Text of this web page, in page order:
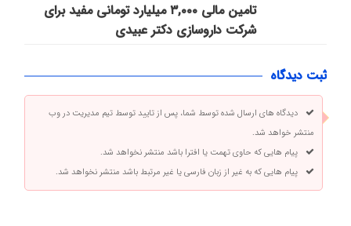
تامین مالی ۳,۰۰۰ میلیارد تومانی مفید برای
شرکت داروسازی دکتر عبیدی
ثبت دیدگاه
دیدگاه های ارسال شده توسط شما، پس از تایید توسط تیم مدیریت در وب
منتشر خواهد شد.
پیام هایی که حاوی تهمت یا افترا باشد منتشر نخواهد شد.
پیام هایی که به غیر از زبان فارسی یا غیر مرتبط باشد منتشر نخواهد شد.